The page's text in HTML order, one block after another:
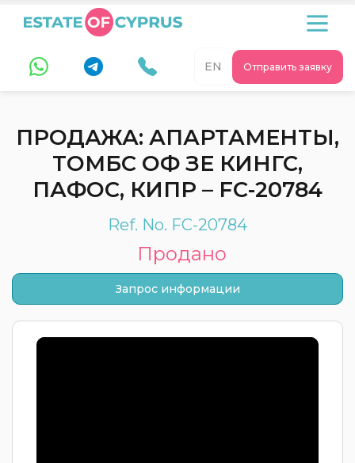
Отправить заявку
EN
ПРОДАЖА: АПАРТАМЕНТЫ,
ТОМБС ОФ ЗЕ КИНГС,
ПАФОС, КИПР – FC-20784
Ref. No. FC-20784
Продано
Запрос информации